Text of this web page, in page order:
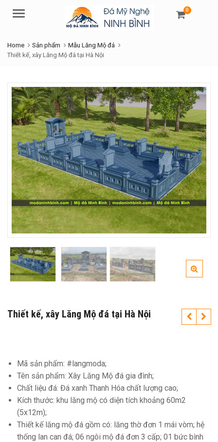
Menu
0
Home Sản phẩm
Mẫu Lăng Mộ đá
Thiết kế, xây Lăng Mộ đá tại Hà Nội
Thiết kế, xây Lăng Mộ đá tại Hà Nội
Mã sản phẩm: #langmoda;
Tên sản phẩm: Xây Lăng Mộ đá gia đình;
Chất liệu đá: Đá xanh Thanh Hóa chất lượng cao;
Kích thước: khu lăng mộ có diện tích khoảng 60m2
(5x12m);
Thiết kế lăng mộ đá gồm có: lăng thờ đơn 1 mái vòm; hệ
thống lan can đá; 06 ngôi mộ đá đơn 3 cấp; 01 bức bình